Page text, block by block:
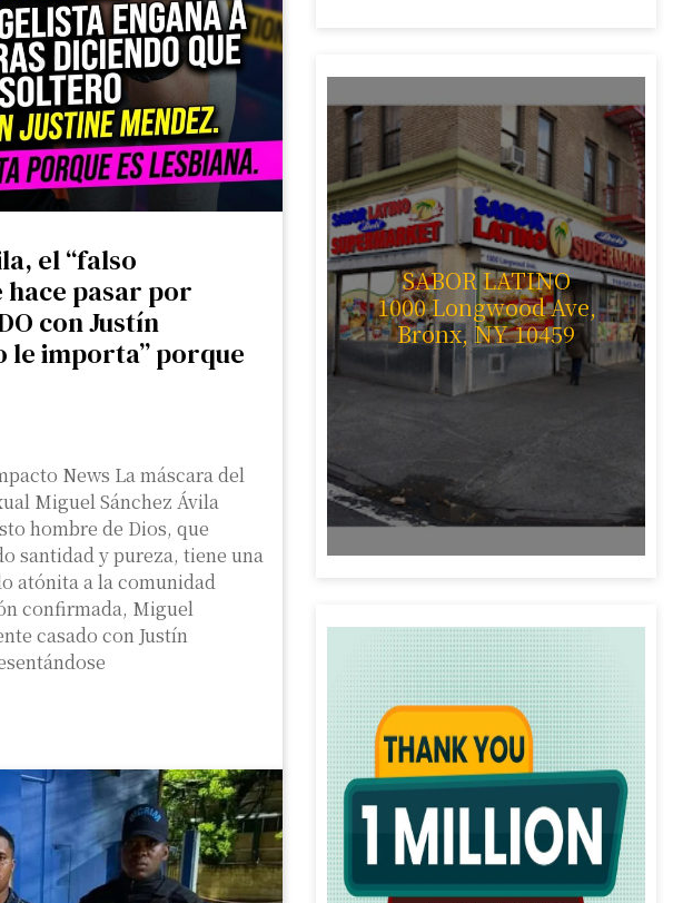
el “falso
hace pasar por
con Justín
le importa” porque
News La máscara del
Miguel Sánchez Ávila
hombre de Dios, que
santidad y pureza, tiene una
atónita a la comunidad
confirmada, Miguel
casado con Justín
SABOR LATINO
1000 Longwood Ave,
Bronx, NY 10459